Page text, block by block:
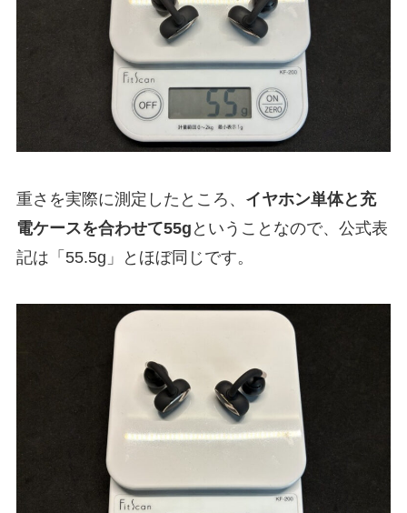
重さを実際に測定したところ、 イヤホン単体と充
電ケースを合わせて55g ということなので、公式表
記は「55.5g」とほぼ同じです。